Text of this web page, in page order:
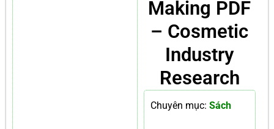
Making PDF
– Cosmetic
Industry
Research
Chuyên mục: Sách